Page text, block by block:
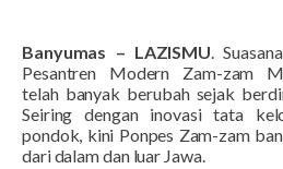
Banyumas – LAZISMU.
Pesantren Modern Zam-zam
telah banyak berubah sejak
Seiring dengan inovasi tata
pondok, kini Ponpes Zam-zam
dari dalam dan luar Jawa.